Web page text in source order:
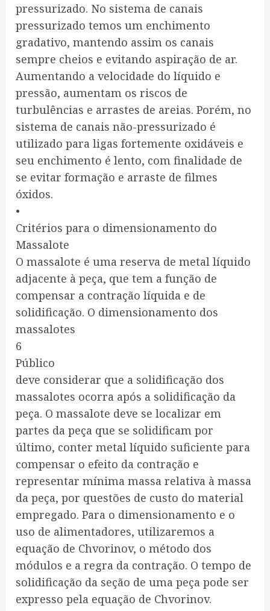
pressurizado. No sistema de canais
pressurizado temos um enchimento
gradativo, mantendo assim os canais
sempre cheios e evitando aspiração de ar.
Aumentando a velocidade do líquido e
pressão, aumentam os riscos de
turbulências e arrastes de areias. Porém, no
sistema de canais não-pressurizado é
utilizado para ligas fortemente oxidáveis e
seu enchimento é lento, com finalidade de
se evitar formação e arraste de filmes
óxidos.
•
Critérios para o dimensionamento do
Massalote
O massalote é uma reserva de metal líquido
adjacente à peça, que tem a função de
compensar a contração líquida e de
solidificação. O dimensionamento dos
massalotes
6
Público
deve considerar que a solidificação dos
massalotes ocorra após a solidificação da
peça. O massalote deve se localizar em
partes da peça que se solidificam por
último, conter metal líquido suficiente para
compensar o efeito da contração e
representar mínima massa relativa à massa
da peça, por questões de custo do material
empregado. Para o dimensionamento e o
uso de alimentadores, utilizaremos a
equação de Chvorinov, o método dos
módulos e a regra da contração. O tempo de
solidificação da seção de uma peça pode ser
expresso pela equação de Chvorinov.